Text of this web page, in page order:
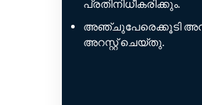
പ്രതിനിധീകരിക്കും.
അഞ്ചുപേരെക്കൂടി
അറസ്റ്റ് ചെയ്തു.